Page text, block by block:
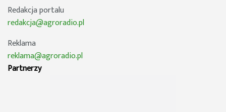
Redakcja portalu
redakcja@agroradio.pl
Reklama
reklama@agroradio.pl
Partnerzy